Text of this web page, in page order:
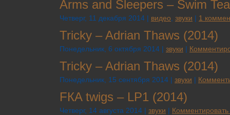
Arms and Sleepers – Swim
Четверг, 11 декабря 2014 | видео звуки | 1
Tricky – Adrian Thaws (2014)
Понедельник, 6 октября 2014 | звуки |
Tricky – Adrian Thaws (2014)
Понедельник, 15 сентября 2014 | звуки |
FКA twigs – LР1 (2014)
Четверг, 14 августа 2014 | звуки | Комментировать